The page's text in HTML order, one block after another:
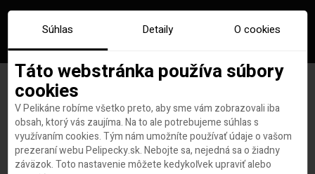
Značka:lietanie v minulosti
Súhlas Detaily O cookies
Táto webstránka používa súbory
cookies
V Pelikáne robíme všetko preto, aby sme vám zobrazovali iba
obsah, ktorý vás zaujíma. Na to ale potrebujeme súhlas s
využívaním cookies. Tým nám umožníte používať údaje o vašom
prezeraní webu Pelipecky.sk. Nebojte sa, nejedná sa o žiadny
záväzok. Toto nastavenie môžete kedykoľvek upraviť alebo